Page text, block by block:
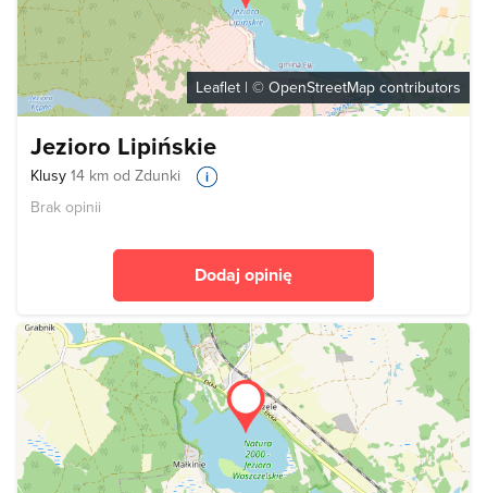
Leaflet | © OpenStreetMap contributors
Jezioro Lipińskie
Klusy 14 km od Zdunki
Brak opinii
Dodaj opinię